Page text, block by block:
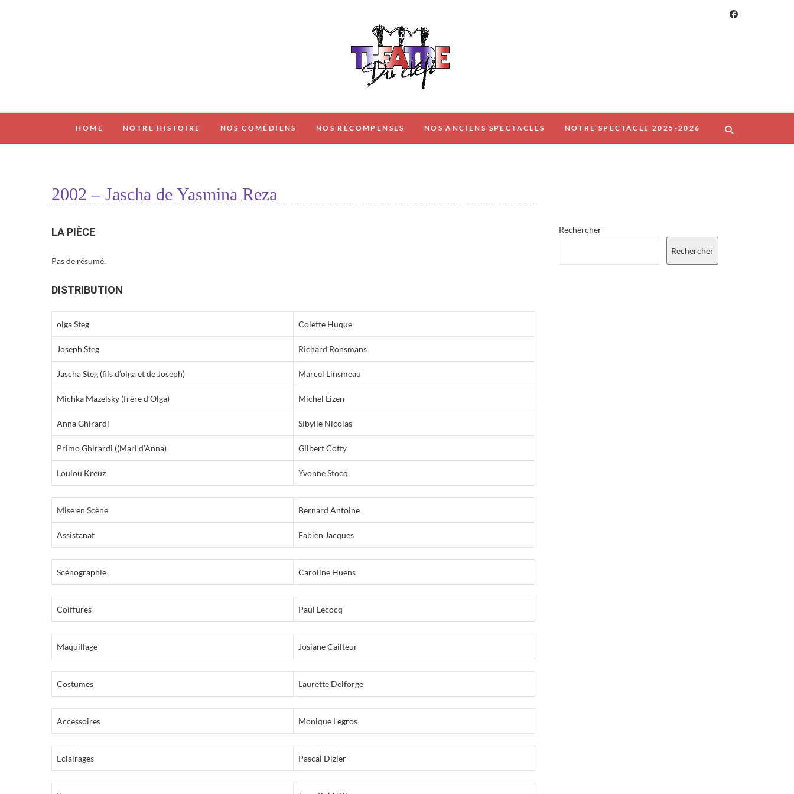
THÉÂTRE DU DÉFI
HOME NOTRE HISTOIRE NOS COMÉDIENS NOS RÉCOMPENSES NOS ANCIENS SPECTACLES NOTRE SPECTACLE 2025-2026
2002 – Jascha de Yasmina Reza
LA PIÈCE
Pas de résumé.
DISTRIBUTION
olga Steg Colette Huque
Joseph Steg Richard Ronsmans
Jascha Steg (fils d’olga et de Joseph) Marcel Linsmeau
Michka Mazelsky (frère d’Olga) Michel Lizen
Anna Ghirardi Sibylle Nicolas
Primo Ghirardi ((Mari d’Anna) Gilbert Cotty
Loulou Kreuz Yvonne Stocq
Mise en Scène Bernard Antoine
Assistanat Fabien Jacques
Scénographie Caroline Huens
Coiffures Paul Lecocq
Maquillage Josiane Cailteur
Costumes Laurette Delforge
Accessoires Monique Legros
Eclairages Pascal Dizier
Rechercher
Rechercher